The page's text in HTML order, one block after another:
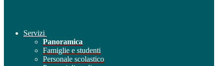
Servizi
Panoramica
Famiglie e studenti
Personale scolastico